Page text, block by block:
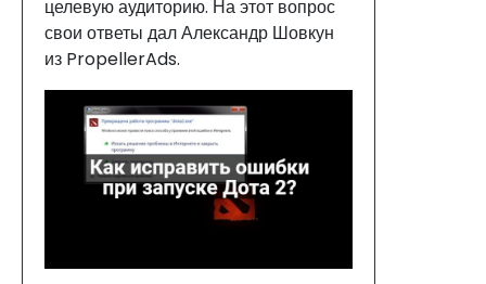
целевую аудиторию. На этот вопрос
свои ответы дал Александр Шовкун
из PropellerAds.